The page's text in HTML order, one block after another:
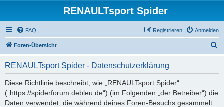
RENAULTsport Spider
FAQ Anmelden
Registrieren
Foren-Übersicht
RENAULTsport Spider - Datenschutzerklärung
Diese Richtlinie beschreibt, wie „RENAULTsport Spider“
(„https://spiderforum.debleu.de“) (im Folgenden „der Betreiber“) die
Daten verwendet, die während deines Foren-Besuchs gesammelt